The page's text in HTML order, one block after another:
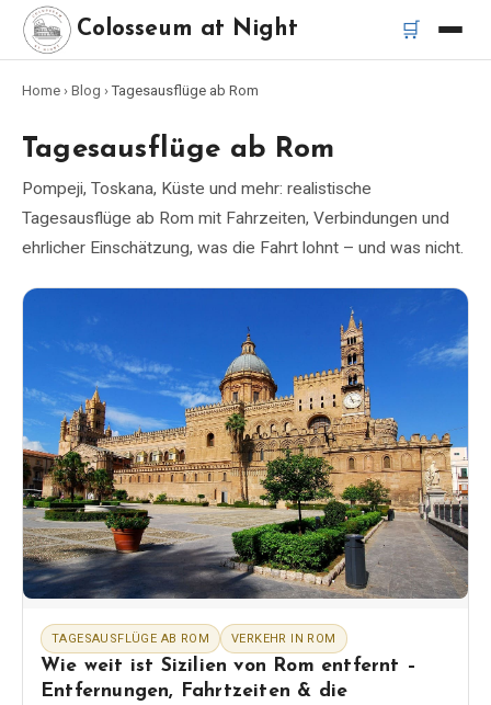
Colosseum at Night 🛒
Startseite
Beste Touren
Beste Kolosseum Nachttouren
Beste Touren in Rom
Bus-Tour Rom
Vespa-Tour Rom
Katakomben-Tour Rom
Blog
Shop
Alle Souvenirs
Home › Blog › Tagesausflüge ab Rom
Tagesausflüge ab Rom
Pompeji, Toskana, Küste und mehr: realistische
Tagesausflüge ab Rom mit Fahrzeiten, Verbindungen und
ehrlicher Einschätzung, was die Fahrt lohnt – und was nicht.
TAGESAUSFLÜGE AB ROM VERKEHR IN ROM
Wie weit ist Sizilien von Rom entfernt –
Entfernungen, Fahrtzeiten & die